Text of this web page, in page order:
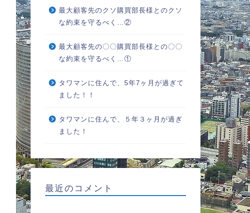
最大顧客先のクソ購買部長様とのクソ
な約束を守るべく…②
最大顧客先の〇〇購買部長様との〇〇
な約束を守るべく…①
タワマンに住んで、5年7ヶ月が過ぎて
ました！！
タワマンに住んで、５年３ヶ月が過ぎ
ました！
最近のコメント